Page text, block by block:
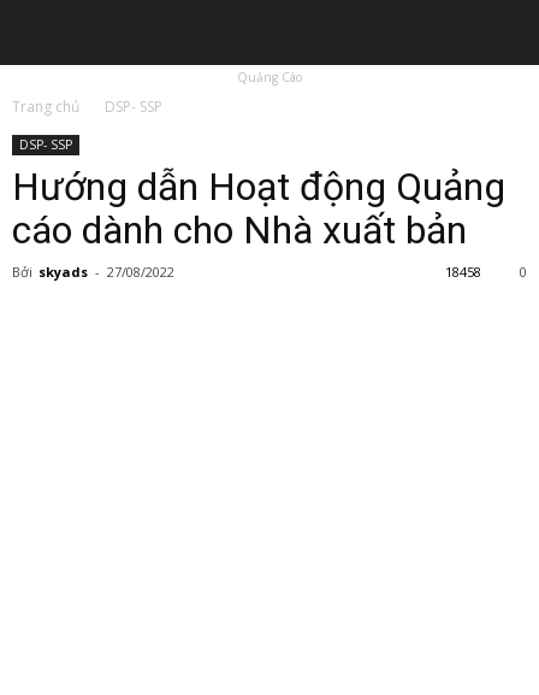
Quảng Cáo
Trang chủ DSP- SSP
DSP- SSP
Hướng dẫn Hoạt động Quảng
cáo dành cho Nhà xuất bản
Bởi skyads - 27/08/2022 0
18458